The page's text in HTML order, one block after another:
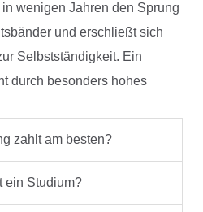
wenigen Jahren den Sprung
und erschließt sich
Selbstständigkeit. Ein
durch besonders hohes
zahlt am besten?
ein Studium?